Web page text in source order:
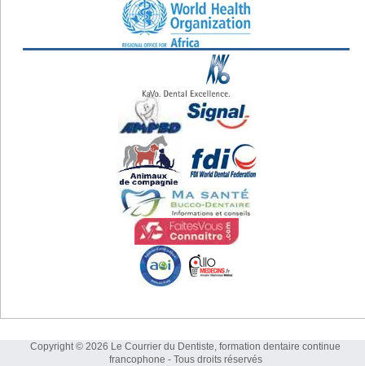
Copyright © 2026 Le Courrier du Dentiste, formation dentaire continue
francophone - Tous droits réservés